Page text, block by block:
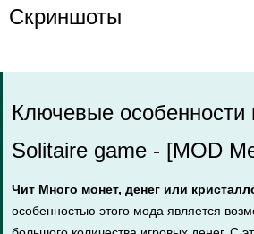
Скриншоты
Ключевые особенности
Solitaire game - [MOD
Чит Много монет, денег или
особенностью этого мода является